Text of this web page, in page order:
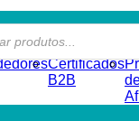
B2B
Certificados
B2B